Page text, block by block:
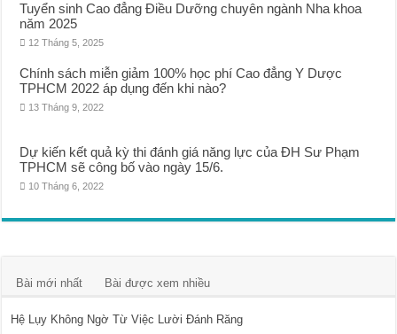
Tuyển sinh Cao đẳng Điều Dưỡng chuyên ngành Nha khoa
năm 2025
12 Tháng 5, 2025
Chính sách miễn giảm 100% học phí Cao đẳng Y Dược
TPHCM 2022 áp dụng đến khi nào?
13 Tháng 9, 2022
Dự kiến kết quả kỳ thi đánh giá năng lực của ĐH Sư Phạm
TPHCM sẽ công bố vào ngày 15/6.
10 Tháng 6, 2022
Bài mới nhất Bài được xem nhiều
Hệ Lụy Không Ngờ Từ Việc Lười Đánh Răng